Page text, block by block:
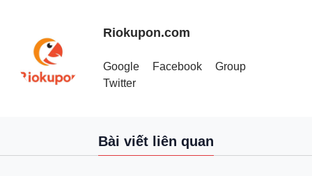
Riokupon.com
Google Facebook
Group
Twitter
Bài viết liên quan